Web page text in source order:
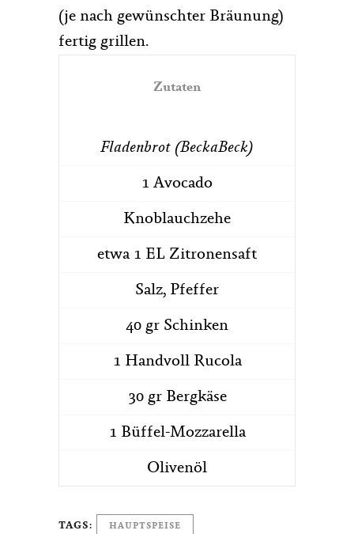
(je nach gewünschter Bräunung)
fertig grillen.
Zutaten
Fladenbrot (BeckaBeck)
1 Avocado
Knoblauchzehe
etwa 1 EL Zitronensaft
Salz, Pfeffer
40 gr Schinken
1 Handvoll Rucola
30 gr Bergkäse
1 Büffel-Mozzarella
Olivenöl
TAGS: HAUPTSPEISE